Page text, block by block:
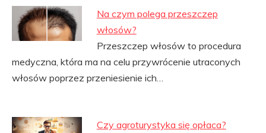
Na czym polega przeszczep
włosów?
Przeszczep włosów to procedura
medyczna, która ma na celu przywrócenie utraconych
włosów poprzez przeniesienie ich…
Czy agroturystyka się opłaca?